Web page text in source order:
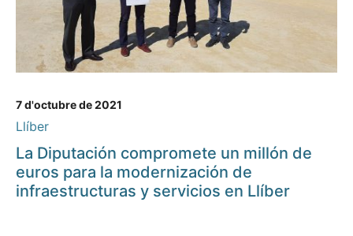
7 d'octubre de 2021
Llíber
La Diputación compromete un millón de
euros para la modernización de
infraestructuras y servicios en Llíber